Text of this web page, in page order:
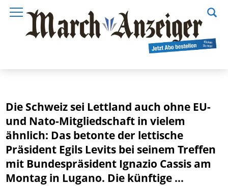
Die Schweiz sei Lettland auch ohne EU-
und Nato-Mitgliedschaft in vielem
ähnlich: Das betonte der lettische
Präsident Egils Levits bei seinem Treffen
mit Bundespräsident Ignazio Cassis am
Montag in Lugano. Die künftige ...